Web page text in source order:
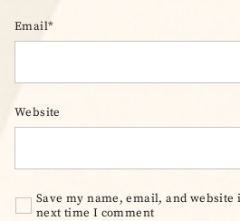
Email*
Website
Save my name, email, and
next time I comment